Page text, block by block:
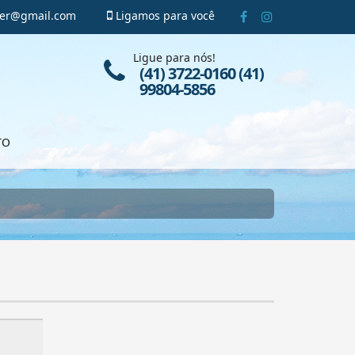
Ligamos para você
Ligue para nós!
(41) 3722-0160 (41)
99804-5856